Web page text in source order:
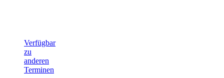
Verfügbar
zu
anderen
Terminen